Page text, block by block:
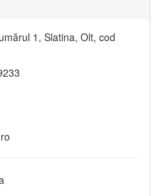
1, Slatina, Olt, cod